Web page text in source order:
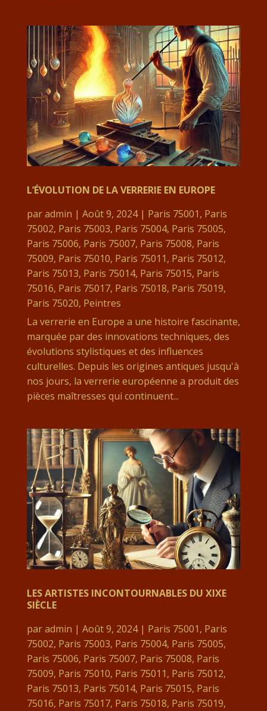
L’ÉVOLUTION DE LA VERRERIE EN EUROPE
paradmin | Août 9, 2024| Paris 75001, Paris
75002, Paris 75003, Paris 75004, Paris 75005,
Paris 75006, Paris 75007, Paris 75008, Paris
75009, Paris 75010, Paris 75011, Paris 75012,
Paris 75013, Paris 75014, Paris 75015, Paris
75016, Paris 75017, Paris 75018, Paris 75019,
Paris 75020, Peintres
La verrerie en Europe a une histoire fascinante,
marquée par des innovations techniques, des
évolutions stylistiques et des influences
culturelles. Depuis les origines antiques jusqu'à
nos jours, la verrerie européenne a produit des
pièces maîtresses qui continuent...
LES ARTISTES INCONTOURNABLES DU XIXE
SIÈCLE
paradmin | Août 9, 2024| Paris 75001, Paris
75002, Paris 75003, Paris 75004, Paris 75005,
Paris 75006, Paris 75007, Paris 75008, Paris
75009, Paris 75010, Paris 75011, Paris 75012,
Paris 75013, Paris 75014, Paris 75015, Paris
75016, Paris 75017, Paris 75018, Paris 75019,